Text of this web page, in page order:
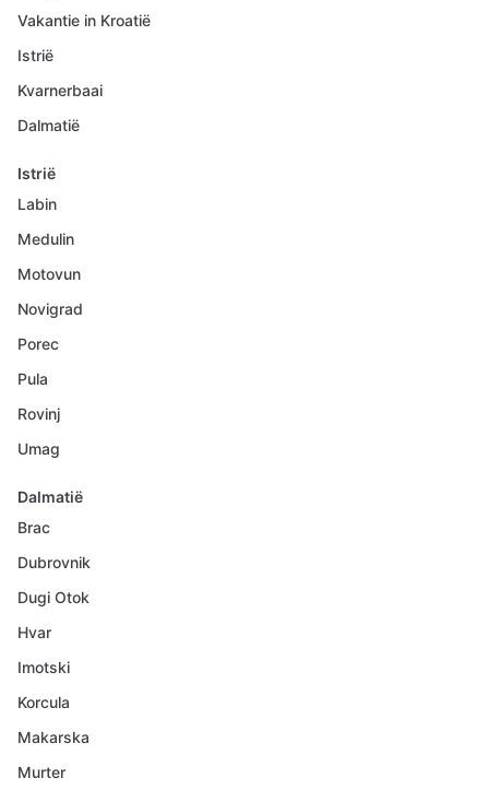
Vakantie in Kroatië
Istrië
Kvarnerbaai
Dalmatië
Istrië
Labin
Medulin
Motovun
Novigrad
Porec
Pula
Rovinj
Umag
Dalmatië
Brac
Dubrovnik
Dugi Otok
Hvar
Imotski
Korcula
Makarska
Murter